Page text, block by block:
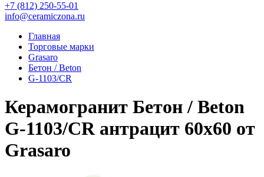
+7 (812) 250-55-01
info@ceramiczona.ru
Главная
Торговые марки
Grasaro
Бетон / Beton
G-1103/CR
Керамогранит Бетон / Beton
G-1103/CR антрацит 60x60 от
Grasaro